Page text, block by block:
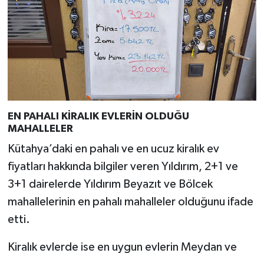
EN PAHALI KİRALIK EVLERİN OLDUĞU
MAHALLELER
Kütahya’daki en pahalı ve en ucuz kiralık ev
fiyatları hakkında bilgiler veren Yıldırım, 2+1 ve
3+1 dairelerde Yıldırım Beyazıt ve Bölcek
mahallelerinin en pahalı mahalleler olduğunu ifade
etti.
Kiralık evlerde ise en uygun evlerin Meydan ve